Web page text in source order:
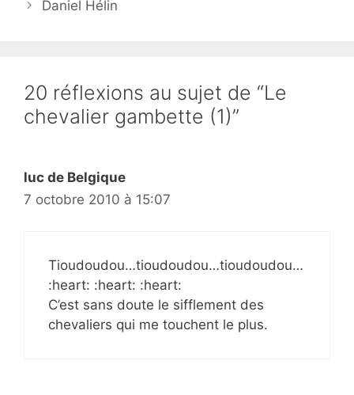
Daniel Hélin
20 réflexions au sujet de “Le
chevalier gambette (1)”
luc de Belgique
7 octobre 2010 à 15:07
Tioudoudou…tioudoudou…tioudoudou…
:heart: :heart: :heart:
C’est sans doute le sifflement des
chevaliers qui me touchent le plus.